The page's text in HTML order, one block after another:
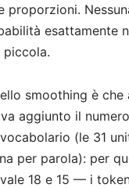
proporzioni.
esattamente
smoothing è che
aggiunto il
(le 31
per parola): per
18 e 15 — i